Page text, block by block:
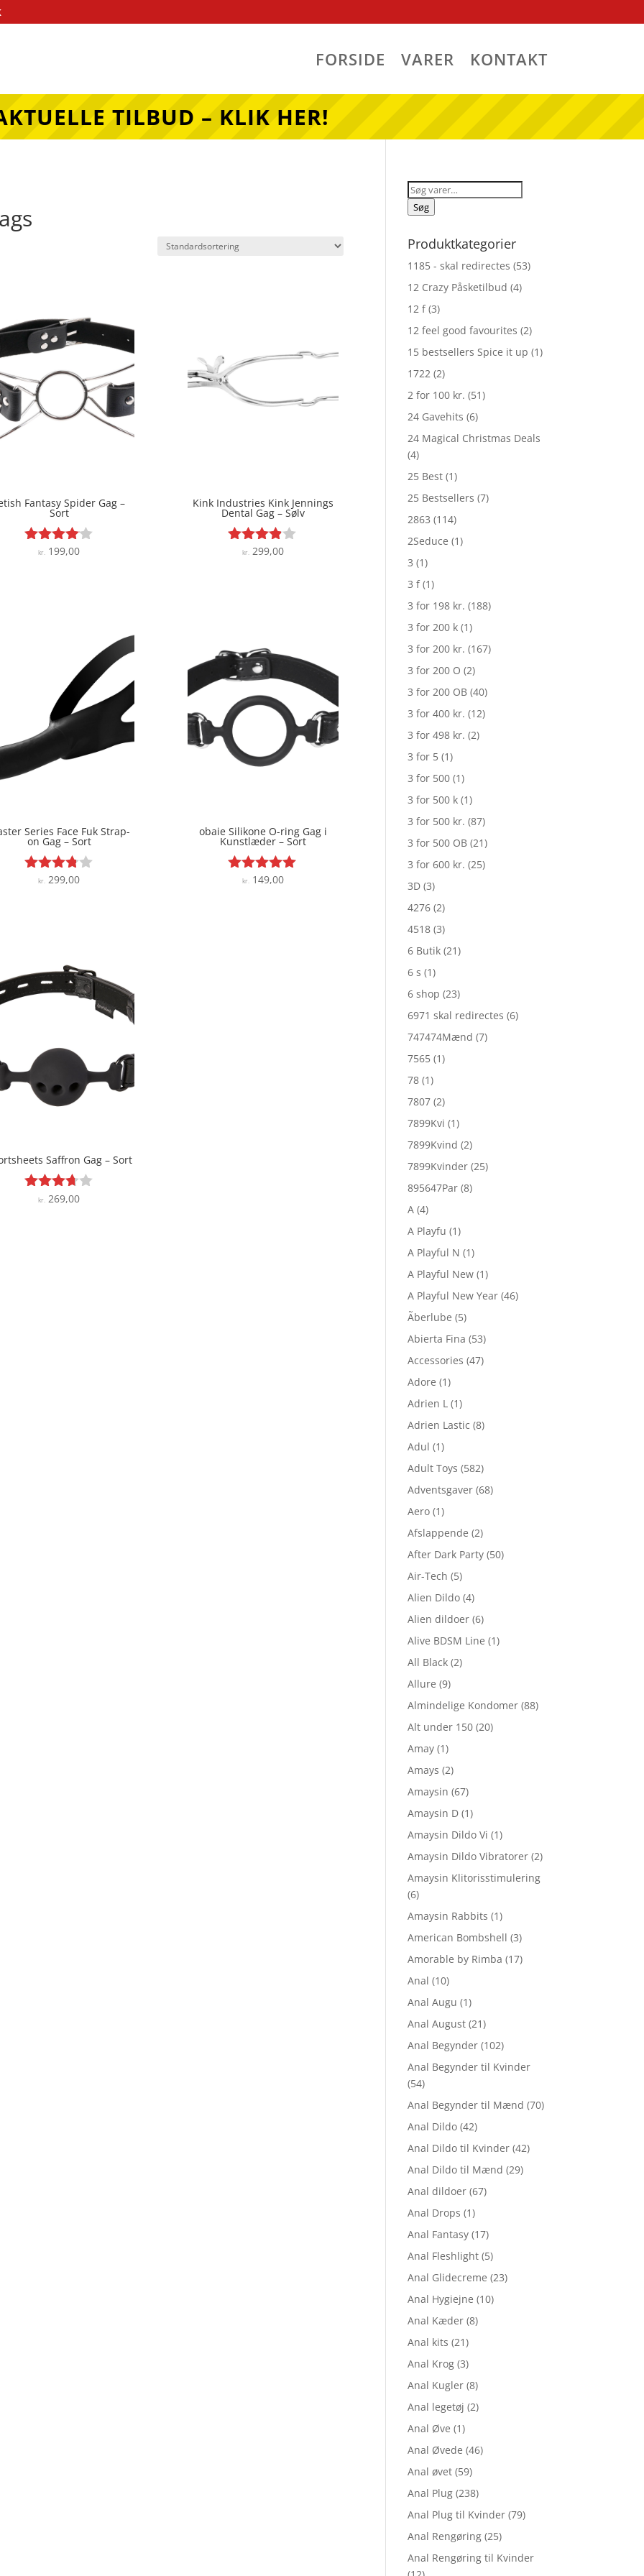
FORSIDE VARER KONTAKT
TILBUD – KLIK HER!
Fantasy Spider Gag –
Sort
Vurderet
kr. 199,00
Kink Industries Kink Jennings
Dental Gag – Sølv
Vurderet
kr.299,00
Series Face Fuk Strap-
on Gag – Sort
Vurderet
kr. 299,00
obaie Silikone O-ring Gag i
Kunstlæder – Sort
Vurderet
kr.149,00
Saffron Gag – Sort
Vurderet
kr. 269,00
Søg
efter:
Søg
Produktkategorier
1185 - skal redirectes (53)
12 Crazy Påsketilbud (4)
12 f (3)
12 feel good favourites (2)
15 bestsellers Spice it up (1)
1722 (2)
2 for 100 kr. (51)
24 Gavehits (6)
24 Magical Christmas Deals
(4)
25 Best (1)
25 Bestsellers (7)
2863 (114)
2Seduce (1)
3 (1)
3 f (1)
3 for 198 kr. (188)
3 for 200 k (1)
3 for 200 kr. (167)
3 for 200 O (2)
3 for 200 OB (40)
3 for 400 kr. (12)
3 for 498 kr. (2)
3 for 5 (1)
3 for 500 (1)
3 for 500 k (1)
3 for 500 kr. (87)
3 for 500 OB (21)
3 for 600 kr. (25)
3D (3)
4276 (2)
4518 (3)
6 Butik (21)
6 s (1)
6 shop (23)
6971 skal redirectes (6)
747474Mænd (7)
7565 (1)
78 (1)
7807 (2)
7899Kvi (1)
7899Kvind (2)
7899Kvinder (25)
895647Par (8)
A (4)
A Playfu (1)
A Playful N (1)
A Playful New (1)
A Playful New Year (46)
Ãberlube (5)
Abierta Fina (53)
Accessories (47)
Adore (1)
Adrien L (1)
Adrien Lastic (8)
Adul (1)
Adult Toys (582)
Adventsgaver (68)
Aero (1)
Afslappende (2)
After Dark Party (50)
Air-Tech (5)
Alien Dildo (4)
Alien dildoer (6)
Alive BDSM Line (1)
All Black (2)
Allure (9)
Almindelige Kondomer (88)
Alt under 150 (20)
Amay (1)
Amays (2)
Amaysin (67)
Amaysin D (1)
Amaysin Dildo Vi (1)
Amaysin Dildo Vibratorer (2)
Amaysin Klitorisstimulering
(6)
Amaysin Rabbits (1)
American Bombshell (3)
Amorable by Rimba (17)
Anal (10)
Anal Augu (1)
Anal August (21)
Anal Begynder (102)
Anal Begynder til Kvinder
(54)
Anal Begynder til Mænd (70)
Anal Dildo (42)
Anal Dildo til Kvinder (42)
Anal Dildo til Mænd (29)
Anal dildoer (67)
Anal Drops (1)
Anal Fantasy (17)
Anal Fleshlight (5)
Anal Glidecreme (23)
Anal Hygiejne (10)
Anal Kæder (8)
Anal kits (21)
Anal Krog (3)
Anal Kugler (8)
Anal legetøj (2)
Anal Øve (1)
Anal Øvede (46)
Anal øvet (59)
Anal Plug (238)
Anal Plug til Kvinder (79)
Anal Rengøring (25)
Anal Rengøring til Kvinder